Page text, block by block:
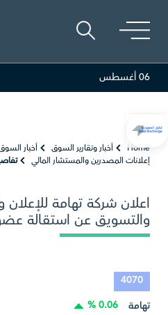
06 أغسطس
Home أخبار وتقارير السوق
أخبار
إعلانات المصدرين والمستشار المالي
اعلان شركة تهامة للإعلان
والتسويق عن استقالة
4070
تهامة
0.06 %